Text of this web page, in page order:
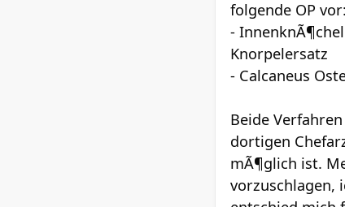
folgende OP vor:
-
Knorpelersatz
- Calcaneus
Beide
dortigen
mÃ¶glich ist.
vorzuschlagen,